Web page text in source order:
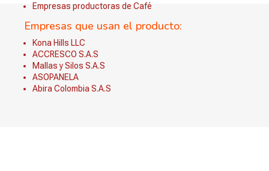
Empresas productoras de Café
Empresas que usan el producto:
Kona Hills LLC
ACCRESCO S.A.S
Mallas y Silos S.A.S
ASOPANELA
Abira Colombia S.A.S